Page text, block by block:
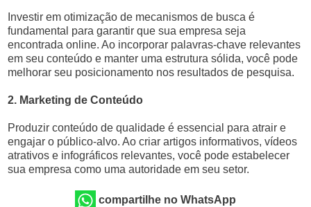
Investir em otimização de mecanismos de busca é
fundamental para garantir que sua empresa seja
encontrada online. Ao incorporar palavras-chave relevantes
em seu conteúdo e manter uma estrutura sólida, você pode
melhorar seu posicionamento nos resultados de pesquisa.
2. Marketing de Conteúdo
Produzir conteúdo de qualidade é essencial para atrair e
engajar o público-alvo. Ao criar artigos informativos, vídeos
atrativos e infográficos relevantes, você pode estabelecer
sua empresa como uma autoridade em seu setor.
compartilhe no WhatsApp